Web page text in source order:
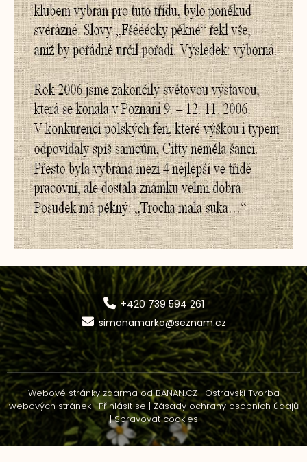
+420 739 594 261
simonamarko@seznam.cz
Webové stránky zdarmaodBANAN.CZ| Ostravski Tvorba
webových stránek |Přihlásit se |Zásady ochrany osobních údajů
|Spravovat cookies